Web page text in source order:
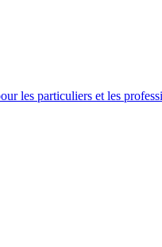
les particuliers et les